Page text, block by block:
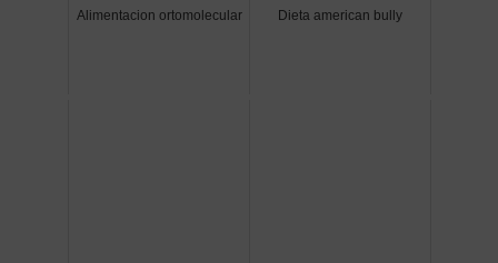
Alimentacion ortomolecular Dieta american bully